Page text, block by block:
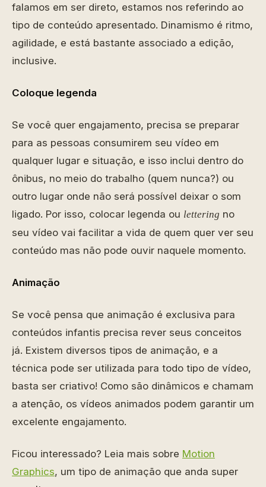
falamos em ser direto, estamos nos referindo ao
tipo de conteúdo apresentado. Dinamismo é ritmo,
agilidade, e está bastante associado a edição,
inclusive.
Coloque legenda
Se você quer engajamento, precisa se preparar
para as pessoas consumirem seu vídeo em
qualquer lugar e situação, e isso inclui dentro do
ônibus, no meio do trabalho (quem nunca?) ou
outro lugar onde não será possível deixar o som
ligado. Por isso, colocar legenda ou lettering no
seu vídeo vai facilitar a vida de quem quer ver seu
conteúdo mas não pode ouvir naquele momento.
Animação
Se você pensa que animação é exclusiva para
conteúdos infantis precisa rever seus conceitos
já. Existem diversos tipos de animação, e a
técnica pode ser utilizada para todo tipo de vídeo,
basta ser criativo! Como são dinâmicos e chamam
a atenção, os vídeos animados podem garantir um
excelente engajamento.
Ficou interessado? Leia mais sobre Motion
Graphics, um tipo de animação que anda super